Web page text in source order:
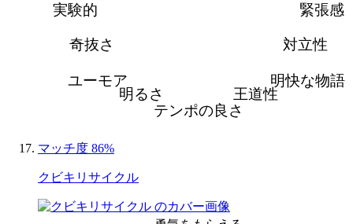
緊張感
対立性
明快な物語
王道性
テンポの良さ
明るさ
ユーモア
奇抜さ
実験的
マッチ度 86%
クビキリサイクル